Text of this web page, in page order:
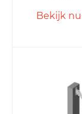
Bekijk nu